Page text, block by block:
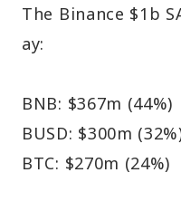
The Binance $1b
ay:
BNB: $367m (44%)
BUSD: $300m
BTC: $270m (24%)